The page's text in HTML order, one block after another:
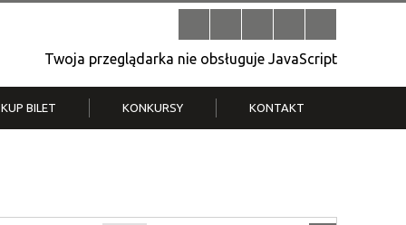
Twoja przeglądarka nie obsługuje JavaScript
KUP BILET KONKURSY
T.
KONTAKT